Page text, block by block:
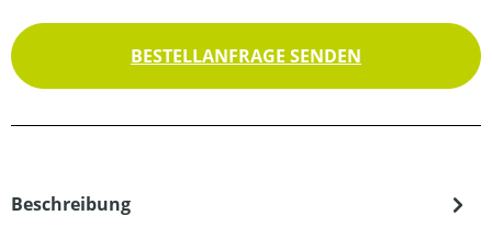
BESTELLANFRAGE SENDEN
Beschreibung